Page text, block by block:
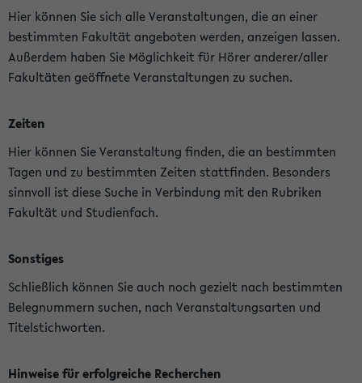
Hier können Sie sich alle Veranstaltungen, die an einer
bestimmten Fakultät angeboten werden, anzeigen lassen.
Außerdem haben Sie Möglichkeit für Hörer anderer/aller
Fakultäten geöffnete Veranstaltungen zu suchen.
Zeiten
Hier können Sie Veranstaltung finden, die an bestimmten
Tagen und zu bestimmten Zeiten stattfinden. Besonders
sinnvoll ist diese Suche in Verbindung mit den Rubriken
Fakultät und Studienfach.
Sonstiges
Schließlich können Sie auch noch gezielt nach bestimmten
Belegnummern suchen, nach Veranstaltungsarten und
Titelstichworten.
Hinweise für erfolgreiche Recherchen